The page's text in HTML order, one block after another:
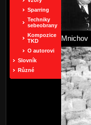
Sparring
Techniky
sebeobrany
Kompozice
TKD
O autorovi
Slovník
Různé
Mnichov